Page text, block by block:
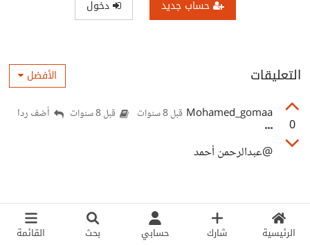
الرئيسية شارك حسابي بحث القائمة
حساب جديد دخول
التعليقات الأفضل
0
Mohamed_gomaa قبل 8 سنوات قبل 8 سنوات أضف ردا
@عبدالرحمن أحمد